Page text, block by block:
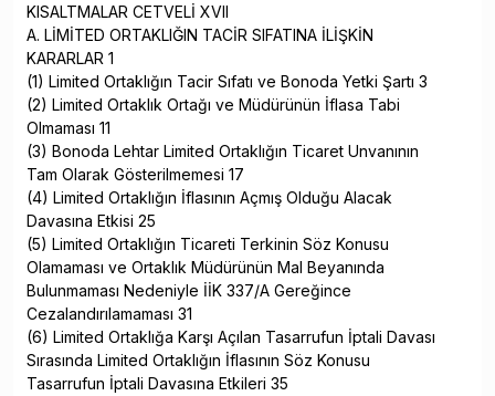
KISALTMALAR CETVELİ XVII
A. LİMİTED ORTAKLIĞIN TACİR SIFATINA İLİŞKİN
KARARLAR 1
(1) Limited Ortaklığın Tacir Sıfatı ve Bonoda Yetki Şartı 3
(2) Limited Ortaklık Ortağı ve Müdürünün İflasa Tabi
Olmaması 11
(3) Bonoda Lehtar Limited Ortaklığın Ticaret Unvanının
Tam Olarak Gösterilmemesi 17
(4) Limited Ortaklığın İflasının Açmış Olduğu Alacak
Davasına Etkisi 25
(5) Limited Ortaklığın Ticareti Terkinin Söz Konusu
Olamaması ve Ortaklık Müdürünün Mal Beyanında
Bulunmaması Nedeniyle İİK 337/A Gereğince
Cezalandırılamaması 31
(6) Limited Ortaklığa Karşı Açılan Tasarrufun İptali Davası
Sırasında Limited Ortaklığın İflasının Söz Konusu
Tasarrufun İptali Davasına Etkileri 35